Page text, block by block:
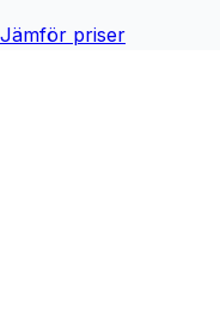
Jämför priser